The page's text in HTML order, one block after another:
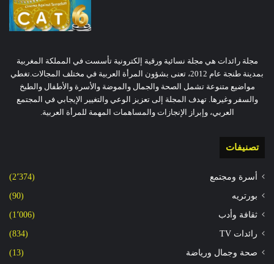
مجلة رائدات هي مجلة نسائية ورقية إلكترونية تأسست في المملكة المغربية
بمدينة طنجة عام 2012، تعنى بشؤون المرأة العربية في مختلف المجالات.تغطي
مواضيع متنوعة تشمل الصحة والجمال والموضة والأسرة والأطفال والطبخ
والسفر وغيرها. تهدف المجلة إلى تعزيز الوعي والتغيير الإيجابي في المجتمع
العربي، وإبراز الإنجازات والمساهمات المهمة للمرأة العربية.
تصنيفات
أسرة ومجتمع (2٬374)
بورتريه (90)
ثقافة وأدب (1٬006)
رائدات TV (834)
صحة وجمال ورياضة (13)